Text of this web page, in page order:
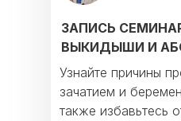
ЗАПИСЬ
ВЫКИДЫШИ И
Узнайте причины
зачатием и
также избавьтесь